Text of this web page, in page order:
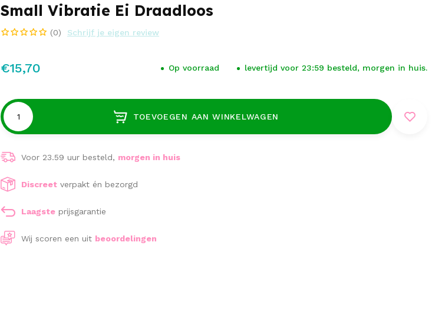
Small Vibratie Ei Draadloos
(0) Schrijf je eigen review
€15,70 Op voorraad levertijd voor 23:59 besteld, morgen in huis.
TOEVOEGEN AAN WINKELWAGEN
Voor 23.59 uur besteld, morgen in huis
Discreet verpakt én bezorgd
Laagste prijsgarantie
Wij scoren een uit beoordelingen